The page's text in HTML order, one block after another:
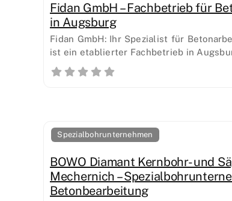
Fidan GmbH – Fachbetrieb für
in Augsburg
Fidan GmbH: Ihr Spezialist für
ist ein etablierter Fachbetrieb in
Spezialbohrunternehmen
BOWO Diamant Kernbohr- und
Mechernich –
Betonbearbeitung